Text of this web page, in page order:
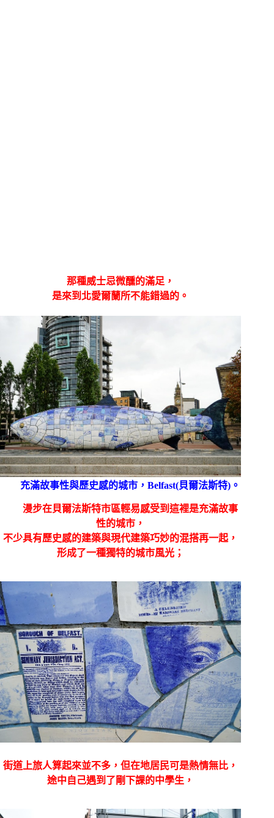
那種威士忌微醺的滿足，
是來到北愛爾蘭所不能錯過的。
充滿故事性與歷史感的城市，Belfast(貝爾法斯特) 。
漫步在貝爾法斯特市區輕易感受到這裡是充滿故事
性的城市，
不少具有歷史感的建築與現代建築巧妙的混搭再一起，
形成了一種獨特的城市風光；
街道上旅人算起來並不多，但在地居民可是熱情無比，
途中自己遇到了剛下課的中學生，